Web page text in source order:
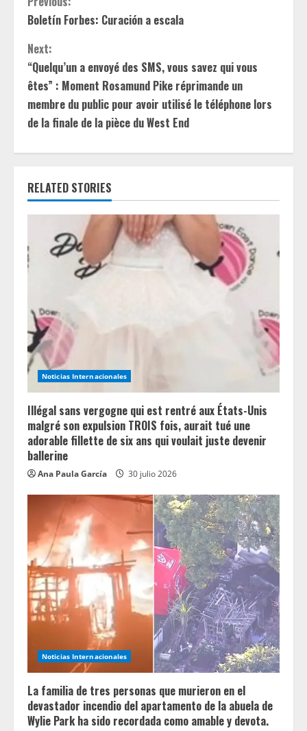
o
n
t
i
n
u
e
e
d
i
n
g
Boletín Forbes: Curación a escala
Next:
“Quelqu’un a envoyé des SMS, vous savez qui vous
êtes” : Moment Rosamund Pike réprimande un
membre du public pour avoir utilisé le téléphone lors
de la finale de la pièce du West End
RELATED STORIES
Noticias Internacionales
Illégal sans vergogne qui est rentré aux États-Unis
malgré son expulsion TROIS fois, aurait tué une
adorable fillette de six ans qui voulait juste devenir
ballerine
Ana Paula García 30 julio 2026
Noticias Internacionales
La familia de tres personas que murieron en el
devastador incendio del apartamento de la abuela de
Wylie Park ha sido recordada como amable y devota.